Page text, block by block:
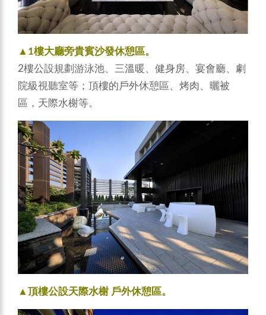
▲1樓大廳旁貴賓沙發休憩區。
2樓公設規劃游泳池、三溫暖、健身房、宴會廳、劇
院級視聽室等；頂樓的戶外休憩區、烤肉、曬被
區，天際水榭等。
▲頂樓公設天際水榭 戶外休憩區。